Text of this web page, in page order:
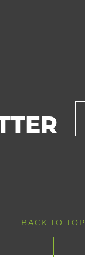
BACK TO TOP